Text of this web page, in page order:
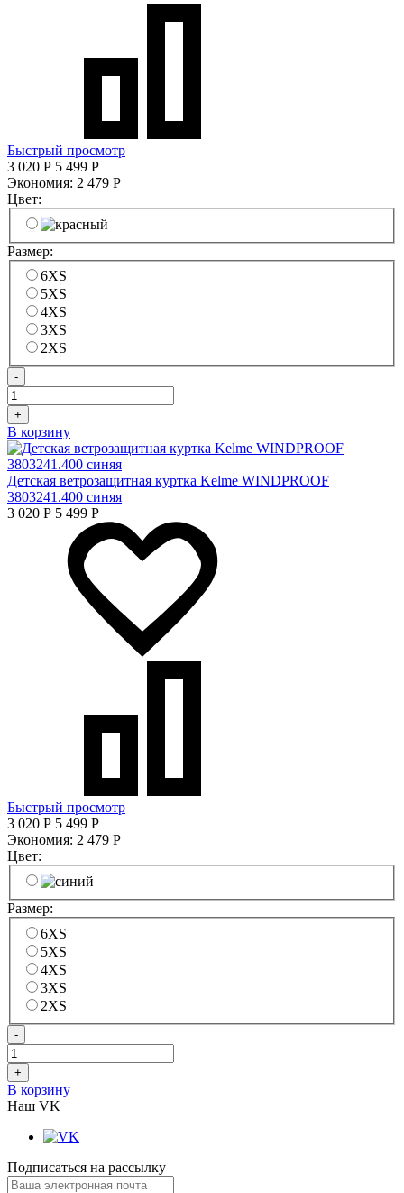
Быстрый просмотр
3 020 Р 5 499 Р
Экономия: 2 479 Р
Цвет:
Размер:
6XS
5XS
4XS
3XS
2XS
-
+
В корзину
Детская ветрозащитная куртка Kelme WINDPROOF
3803241.400 синяя
3 020 Р 5 499 Р
Быстрый просмотр
3 020 Р 5 499 Р
Экономия: 2 479 Р
Цвет:
Размер:
6XS
5XS
4XS
3XS
2XS
-
+
В корзину
Наш VK
Подписаться на рассылку